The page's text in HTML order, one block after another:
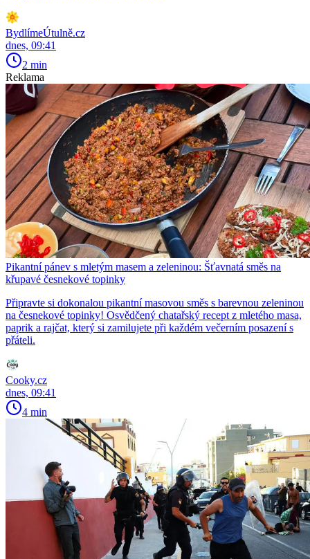
BydlímeÚtulně.cz
dnes, 09:41
2 min
Reklama
Pikantní pánev s mletým masem a zeleninou: Šťavnatá směs na
křupavé česnekové topinky
Připravte si dokonalou pikantní masovou směs s barevnou zeleninou
na česnekové topinky! Osvědčený chatařský recept z mletého masa,
paprik a rajčat, který si zamilujete při každém večerním posazení s
přáteli.
Cooky.cz
dnes, 09:41
4 min